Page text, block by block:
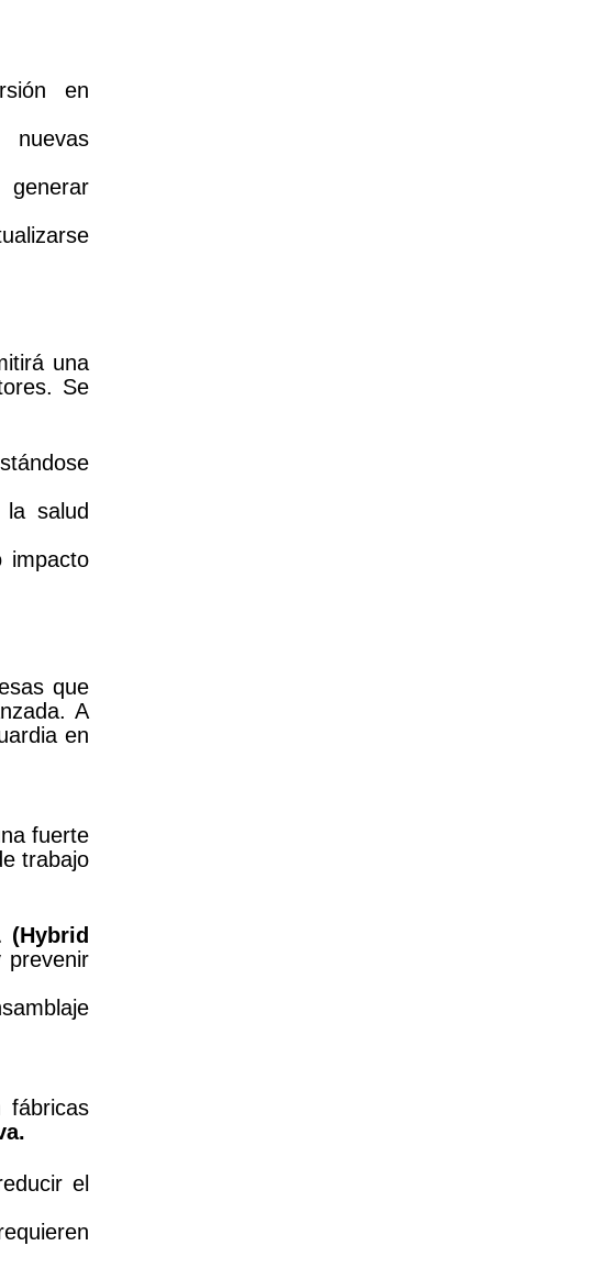
en
una
Se
salud
impacto
que
A
en
fuerte
trabajo
(Hybrid
prevenir
fábricas
el